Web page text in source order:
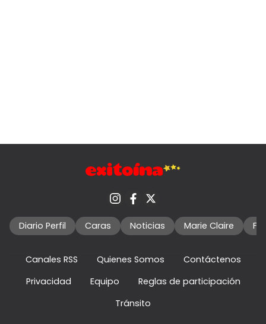
Diario Perfil Caras Noticias Marie Claire
Canales RSS Quienes Somos
Contáctenos
Privacidad
Equipo
Reglas de participación
Tránsito